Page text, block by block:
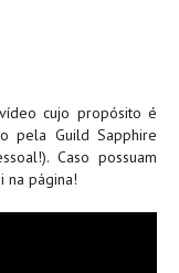
cujo propósito é
pela Guild Sapphire
Caso possuam
na página!